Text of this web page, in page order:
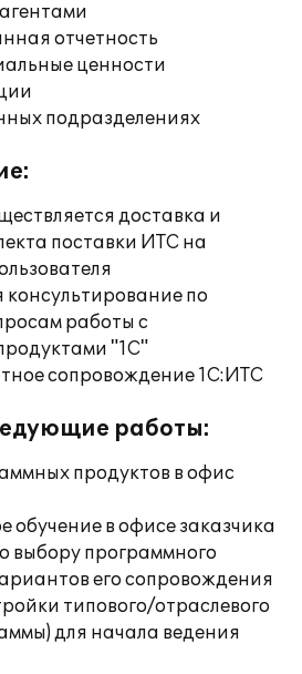
отчетность
ценности
подразделениях
доставка и
поставки ИТС на
по
работы с
"1С"
сопровождение 1С:ИТС
работы:
продуктов в офис
обучение в офисе заказчика
выбору программного
его сопровождения
типового/отраслевого
для начала ведения